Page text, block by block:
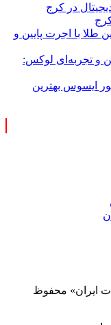
در کرج
طلا با اجرت پایین و
و تجربه‌ای لوکس:
ایسوس بهترین
ایران» محفوظ